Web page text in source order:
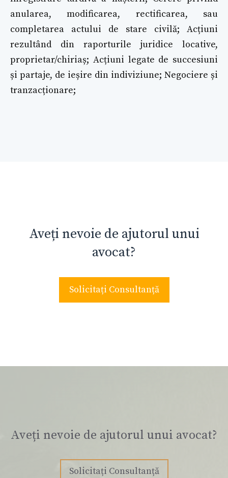
anularea, modificarea, rectificarea, sau
completarea actului de stare civilă; Acțiuni
rezultând din raporturile juridice locative,
proprietar/chiriaș; Acțiuni legate de succesiuni
și partaje, de ieșire din indiviziune; Negociere și
tranzacționare;
Aveți nevoie de ajutorul unui
avocat?
Solicitați Consultanță
Aveți nevoie de ajutorul unui avocat?
Solicitați Consultanță